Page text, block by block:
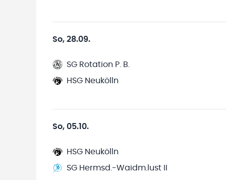
So, 28.09.
SG Rotation P. B.
HSG Neukölln
So, 05.10.
HSG Neukölln
SG Hermsd.-Waidm.lust II